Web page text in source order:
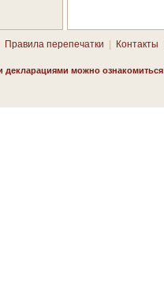
Правила перепечатки Контакты
декларациями можно ознакомиться